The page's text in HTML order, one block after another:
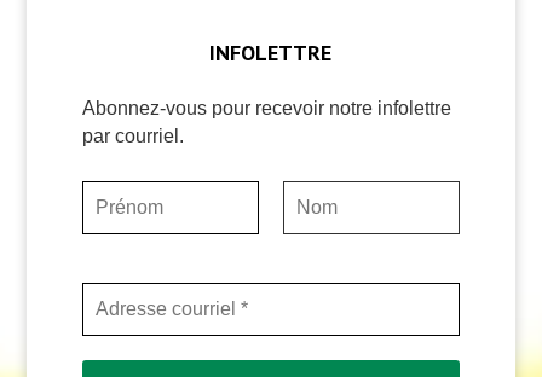
INFOLETTRE
Abonnez-vous pour recevoir notre infolettre
par courriel.